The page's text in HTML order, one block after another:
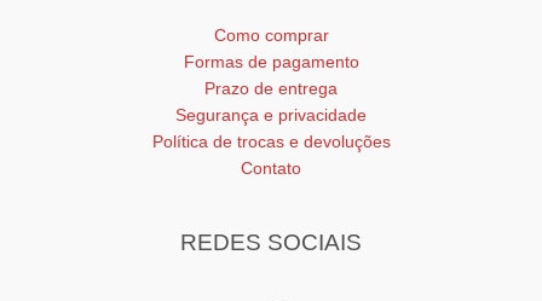
Como comprar
Formas de pagamento
Prazo de entrega
Segurança e privacidade
Política de trocas e devoluções
Contato
REDES SOCIAIS